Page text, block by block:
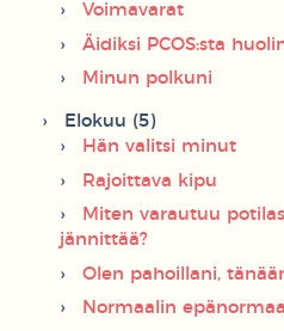
Voimavarat
Äidiksi PCOS:sta
Minun polkuni
Elokuu (5)
Hän valitsi minut
Rajoittava kipu
Miten varautuu
jännittää?
Olen pahoillani,
Normaalin